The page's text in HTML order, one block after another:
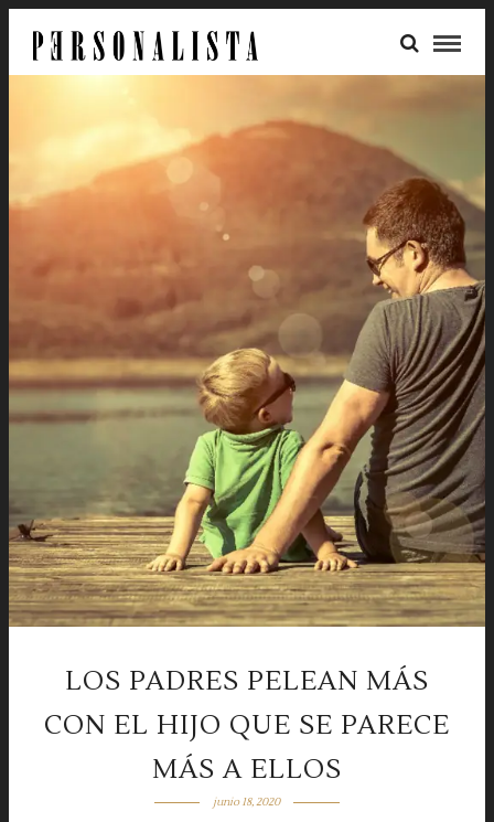
LOS PADRES PELEAN MÁS
CON EL HIJO QUE SE PARECE
MÁS A ELLOS
junio 18, 2020